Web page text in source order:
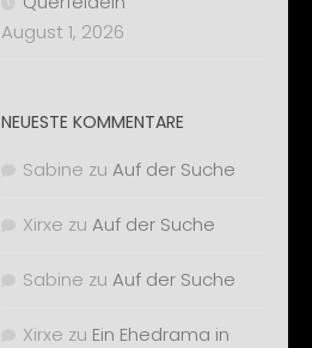
August 1, 2026
NEUESTE KOMMENTARE
Sabine zu Auf der Suche
Xirxe zu Auf der Suche
Sabine zu Auf der Suche
Xirxe zu Ein Ehedrama in